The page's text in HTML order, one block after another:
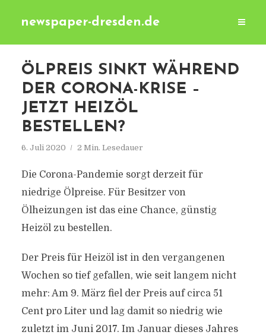
newspaper-dresden.de
ÖLPREIS SINKT WÄHREND
DER CORONA-KRISE –
JETZT HEIZÖL
BESTELLEN?
6. Juli 2020 2 Min. Lesedauer
Die Corona-Pandemie sorgt derzeit für
niedrige Ölpreise. Für Besitzer von
Ölheizungen ist das eine Chance, günstig
Heizöl zu bestellen.
Der Preis für Heizöl ist in den vergangenen
Wochen so tief gefallen, wie seit langem nicht
mehr: Am 9. März fiel der Preis auf circa 51
Cent pro Liter und lag damit so niedrig wie
zuletzt im Juni 2017. Im Januar dieses Jahres